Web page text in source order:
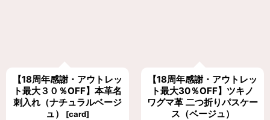
【18周年感謝・アウトレッ
ト最大３０％OFF】本革名
刺入れ（ナチュラルベージ
ュ）
[card]
【18周年感謝・アウトレッ
ト最大30％OFF】ツキノ
ワグマ革 二つ折りパスケー
ス（ベージュ）